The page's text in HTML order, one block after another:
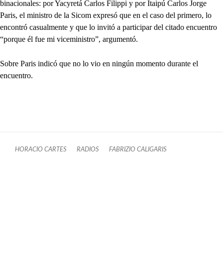
binacionales: por Yacyretá Carlos Filippi y por Itaipú Carlos Jorge
Paris, el ministro de la Sicom expresó que en el caso del primero, lo
encontró casualmente y que lo invitó a participar del citado encuentro
“porque él fue mi viceministro”, argumentó.
Sobre Paris indicó que no lo vio en ningún momento durante el
encuentro.
HORACIO CARTES RADIOS FABRIZIO CALIGARIS